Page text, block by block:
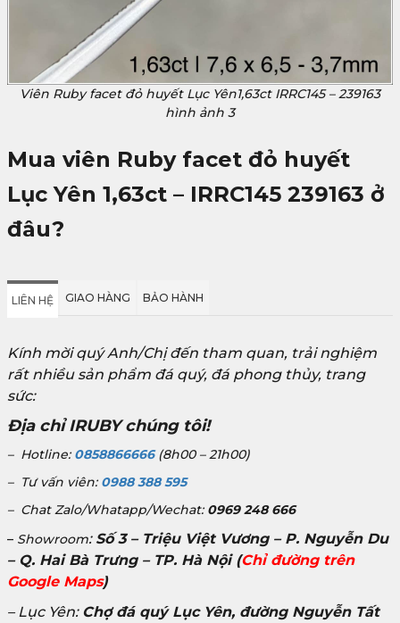
Viên Ruby facet đỏ huyết Lục Yên1,63ct IRRC145 – 239163
hình ảnh 3
Mua viên Ruby facet đỏ huyết
Lục Yên 1,63ct – IRRC145 239163 ở
đâu?
LIÊN HỆ GIAO HÀNG BẢO HÀNH
Kính mời quý Anh/Chị đến tham quan, trải nghiệm
rất nhiều sản phẩm đá quý, đá phong thủy, trang
sức:
Địa chỉ IRUBY chúng tôi!
– Hotline: 0858866666(8h00 – 21h00)
– Tư vấn viên: 0988 388 595
– Chat Zalo/Whatapp/Wechat: 0969 248 666
– Showroom: Số 3 – Triệu Việt Vương – P. Nguyễn Du
– Q. Hai Bà Trưng – TP. Hà Nội(Chỉ đường trên
Google Maps)
– Lục Yên: Chợ đá quý Lục Yên, đường Nguyễn Tất